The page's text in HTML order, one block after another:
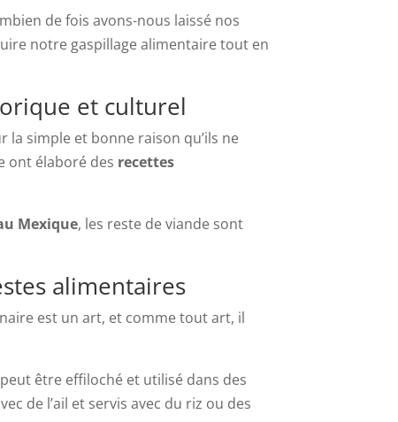
de fois avons-nous laissé nos
notre gaspillage alimentaire tout en
et culturel
la simple et bonne raison qu’ils ne
ont élaboré des recettes
Mexique, les reste de viande sont
alimentaires
est un art, et comme tout art, il
être effiloché et utilisé dans des
de l’ail et servis avec du riz ou des